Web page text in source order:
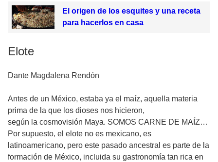
El origen de los esquites y una receta
para hacerlos en casa
Elote
Dante Magdalena Rendón
Antes de un México, estaba ya el maíz, aquella materia
prima de la que los dioses nos hicieron,
según la cosmovisión Maya. SOMOS CARNE DE MAÍZ…
Por supuesto, el elote no es mexicano, es
latinoamericano, pero este pasado ancestral es parte de la
formación de México, incluida su gastronomía tan rica en